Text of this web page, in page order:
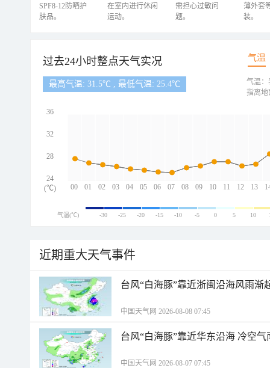
SPF8-12防晒护
肤品。
在室内进行休闲
运动。
需担心过敏问
题。
薄外套
装。
过去24小时整点天气实况 气温
最高气温: 31.5℃ , 最低气温: 25.4℃
00 01 02 03 04 05 06 07 08 09 10 11 12 13
36
32
28
24
(℃)
气温：
指离地
气温(℃) -30 -25 -20 -15 -10 -5 0 5 10
近期重大天气事件
台风“白海豚”靠近浙闽沿海风雨渐
中国天气网 2026-08-08 07:45
台风“白海豚”靠近华东沿海 冷空
中国天气网 2026-08-07 07:45